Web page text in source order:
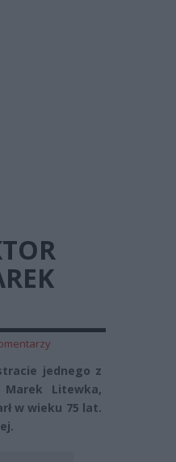
jednego z
Litewka,
w wieku 75 lat.